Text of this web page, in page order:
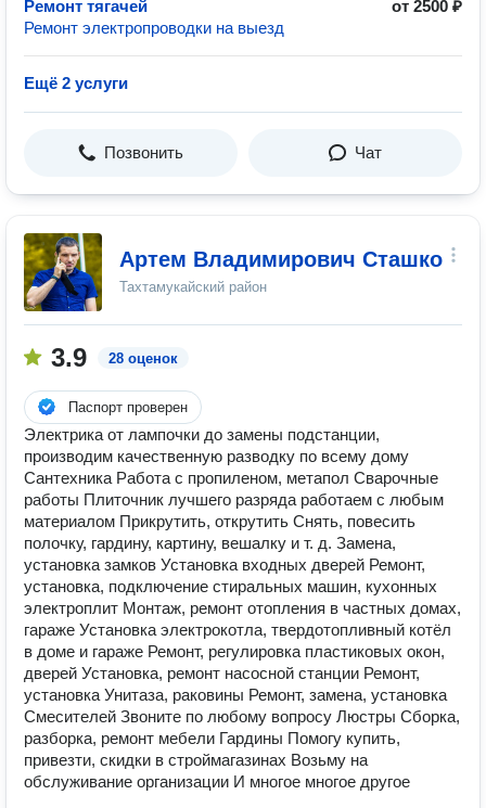
Ремонт тягачей
от 2500 ₽
Ремонт электропроводки на выезд
Ещё 2 услуги
Позвонить Чат
Артем Владимирович Сташко
Тахтамукайский район
3.9 28 оценок
Паспорт проверен
Электрика от лампочки до замены подстанции,
производим качественную разводку по всему дому
Сантехника Работа с пропиленом, метапол Сварочные
работы Плиточник лучшего разряда работаем с любым
материалом Прикрутить, открутить Снять, повесить
полочку, гардину, картину, вешалку и т. д. Замена,
установка замков Установка входных дверей Ремонт,
установка, подключение стиральных машин, кухонных
электроплит Монтаж, ремонт отопления в частных домах,
гараже Установка электрокотла, твердотопливный котёл
в доме и гараже Ремонт, регулировка пластиковых окон,
дверей Установка, ремонт насосной станции Ремонт,
установка Унитаза, раковины Ремонт, замена, установка
Смесителей Звоните по любому вопросу Люстры Сборка,
разборка, ремонт мебели Гардины Помогу купить,
привезти, скидки в строймагазинах Возьму на
обслуживание организации И многое многое другое